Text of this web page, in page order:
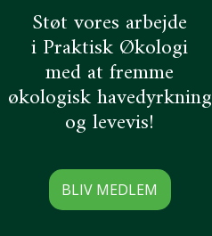
Støt vores arbejde
i Praktisk Økologi
med at fremme
økologisk havedyrkning
og levevis!
BLIV MEDLEM